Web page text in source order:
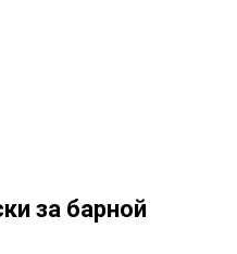
за барной